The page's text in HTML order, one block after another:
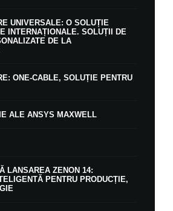
UNIVERSALE: O SOLUȚIE
INTERNAȚIONALE. SOLUȚII DE
DE LA
ONE-CABLE, SOLUȚIE PENTRU
ALE ANSYS MAXWELL
LANSAREA ZENON 14:
PENTRU PRODUCȚIE,